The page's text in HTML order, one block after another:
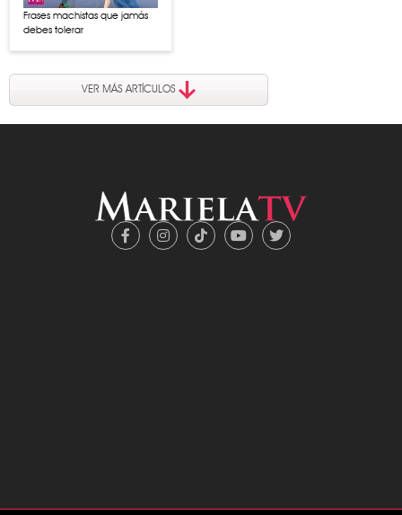
Frases machistas que jamás
debes tolerar
VER MÁS ARTÍCULOS